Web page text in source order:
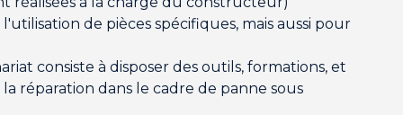
de pièces spécifiques, mais aussi pour
consiste à disposer des outils, formations, et
réparation dans le cadre de panne sous